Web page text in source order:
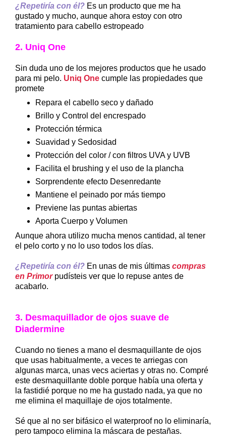
¿Repetiría con él? Es un producto que me ha
gustado y mucho, aunque ahora estoy con otro
tratamiento para cabello estropeado
2. Uniq One
Sin duda uno de los mejores productos que he usado
para mi pelo. Uniq One cumple las propiedades que
promete
Repara el cabello seco y dañado
Brillo y Control del encrespado
Protección térmica
Suavidad y Sedosidad
Protección del color / con filtros UVA y UVB
Facilita el brushing y el uso de la plancha
Sorprendente efecto Desenredante
Mantiene el peinado por más tiempo
Previene las puntas abiertas
Aporta Cuerpo y Volumen
Aunque ahora utilizo mucha menos cantidad, al tener
el pelo corto y no lo uso todos los días.
¿Repetiría con él? En unas de mis últimas compras
en Primorpudísteis ver que lo repuse antes de
acabarlo.
3. Desmaquillador de ojos suave de
Diadermine
Cuando no tienes a mano el desmaquillante de ojos
que usas habitualmente, a veces te arriegas con
algunas marca, unas vecs aciertas y otras no. Compré
este desmaquillante doble porque había una oferta y
la fastidié porque no me ha gustado nada, ya que no
me elimina el maquillaje de ojos totalmente.
Sé que al no ser bifásico el waterproof no lo eliminaría,
pero tampoco elimina la máscara de pestañas.